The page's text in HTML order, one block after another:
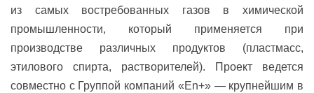
из самых востребованных газов в химической
промышленности, который применяется при
производстве различных продуктов (пластмасс,
этилового спирта, растворителей). Проект ведется
совместно с Группой компаний «En+» — крупнейшим в